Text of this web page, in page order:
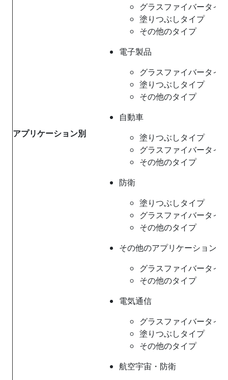
アプリケーション別
グラスファイバータイ
塗りつぶしタイプ
その他のタイプ
電子製品
グラスファイバータイ
塗りつぶしタイプ
その他のタイプ
自動車
塗りつぶしタイプ
グラスファイバータイ
その他のタイプ
防衛
塗りつぶしタイプ
グラスファイバータイ
その他のタイプ
その他のアプリケーション
グラスファイバータイ
その他のタイプ
電気通信
グラスファイバータイ
塗りつぶしタイプ
その他のタイプ
航空宇宙・防衛